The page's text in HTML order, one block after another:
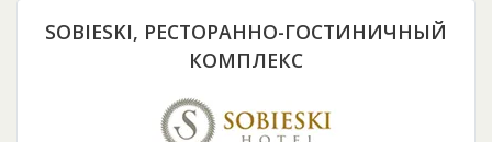
SOBIESKI, РЕСТОРАННО-ГОСТИНИЧНЫЙ
КОМПЛЕКС